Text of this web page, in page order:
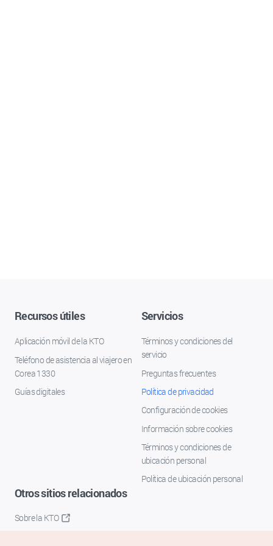
Recursos útiles
Aplicación móvil de la KTO
Teléfono de asistencia al viajero en
Corea 1330
Guías digitales
Servicios
Términos y condiciones del
servicio
Preguntas frecuentes
Política de privacidad
Configuración de cookies
Información sobre cookies
Términos y condiciones de
ubicación personal
Política de ubicación personal
Otros sitios relacionados
Sobre la KTO